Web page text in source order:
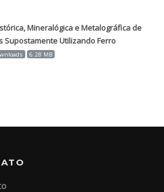
Mineralógica e Metalográfica de
Supostamente Utilizando Ferro
6.28 MB